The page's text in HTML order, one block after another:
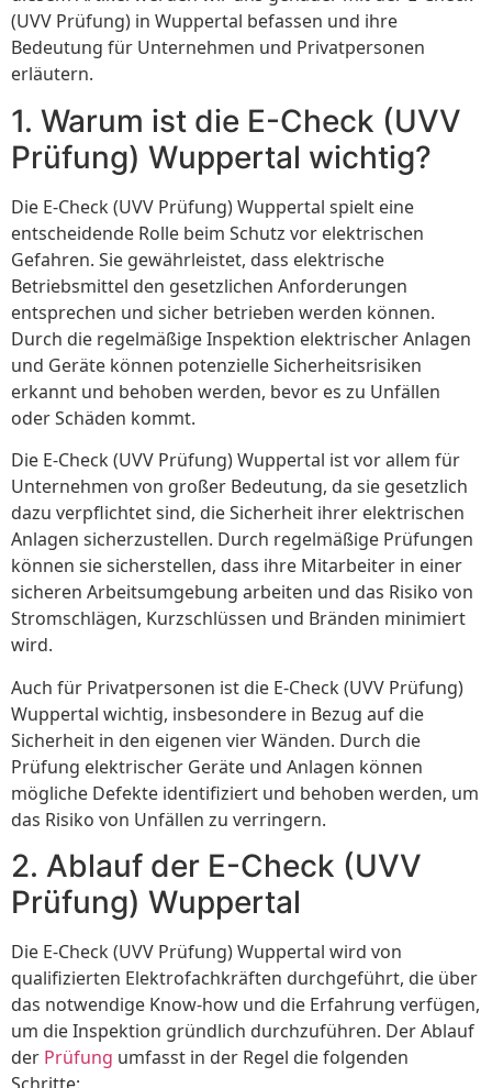
(UVV Prüfung) in Wuppertal befassen und ihre
Bedeutung für Unternehmen und Privatpersonen
erläutern.
1. Warum ist die E-Check (UVV
Prüfung) Wuppertal wichtig?
Die E-Check (UVV Prüfung) Wuppertal spielt eine
entscheidende Rolle beim Schutz vor elektrischen
Gefahren. Sie gewährleistet, dass elektrische
Betriebsmittel den gesetzlichen Anforderungen
entsprechen und sicher betrieben werden können.
Durch die regelmäßige Inspektion elektrischer Anlagen
und Geräte können potenzielle Sicherheitsrisiken
erkannt und behoben werden, bevor es zu Unfällen
oder Schäden kommt.
Die E-Check (UVV Prüfung) Wuppertal ist vor allem für
Unternehmen von großer Bedeutung, da sie gesetzlich
dazu verpflichtet sind, die Sicherheit ihrer elektrischen
Anlagen sicherzustellen. Durch regelmäßige Prüfungen
können sie sicherstellen, dass ihre Mitarbeiter in einer
sicheren Arbeitsumgebung arbeiten und das Risiko von
Stromschlägen, Kurzschlüssen und Bränden minimiert
wird.
Auch für Privatpersonen ist die E-Check (UVV Prüfung)
Wuppertal wichtig, insbesondere in Bezug auf die
Sicherheit in den eigenen vier Wänden. Durch die
Prüfung elektrischer Geräte und Anlagen können
mögliche Defekte identifiziert und behoben werden, um
das Risiko von Unfällen zu verringern.
2. Ablauf der E-Check (UVV
Prüfung) Wuppertal
Die E-Check (UVV Prüfung) Wuppertal wird von
qualifizierten Elektrofachkräften durchgeführt, die über
das notwendige Know-how und die Erfahrung verfügen,
um die Inspektion gründlich durchzuführen. Der Ablauf
der Prüfung umfasst in der Regel die folgenden